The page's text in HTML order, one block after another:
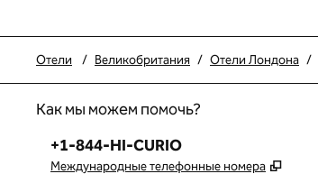
Отели / Великобритания / Отели Лондона /
Как мы можем помочь?
Телефон:
+1-844-HI-CURIO
Международные телефонные номера ,